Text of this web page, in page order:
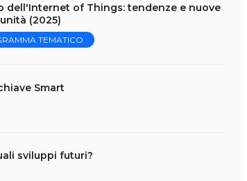
dell'Internet of Things: tendenze e nuove
(2025)
TEMATICO
Smart
sviluppi futuri?